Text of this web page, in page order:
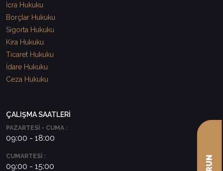
İcra Hukuku
Borçlar Hukuku
Sigorta Hukuku
Kira Hukuku
Ticaret Hukuku
İdare Hukuku
Ceza Hukuku
ÇALIŞMA SAATLERİ
PAZARTESİ - CUMA :
09:00 - 18:00
CUMARTESİ :
09:00 - 15:00